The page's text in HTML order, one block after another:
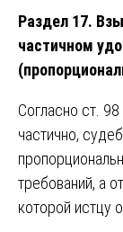
Раздел 17.
частичном
Согласно ст.
частично,
требований, а
которой истцу